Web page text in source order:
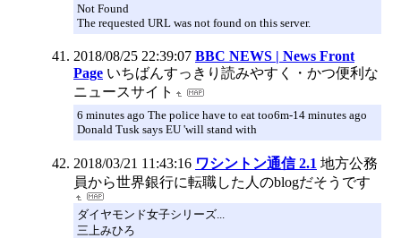
Not Found
The requested URL was not found on this server.
2018/08/25 22:39:07 BBC NEWS | News Front
Page いちばんすっきり読みやすく・かつ便利な
ニュースサイト
6 minutes ago The police have to eat too6m-14 minutes ago
Donald Tusk says EU 'will stand with
2018/03/21 11:43:16 ワシントン通信 2.1 地方公務
員から世界銀行に転職した人のblogだそうです
ダイヤモンド女子シリーズ...
三上みひろ